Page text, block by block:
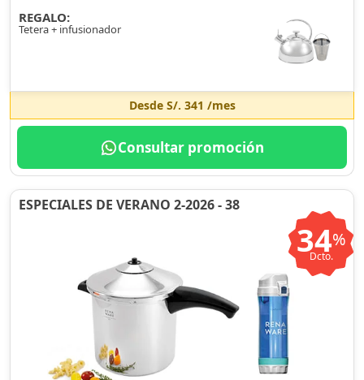
REGALO:
Tetera + infusionador
Desde S/. 341 /mes
Consultar promoción
ESPECIALES DE VERANO 2-2026 - 38
34%
Dcto.